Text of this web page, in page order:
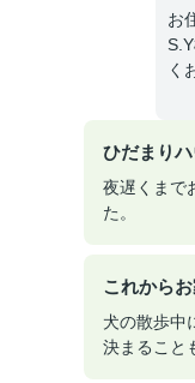
お
く
ひだまり
夜遅くまで
た。
これから
犬の散歩中
決まること